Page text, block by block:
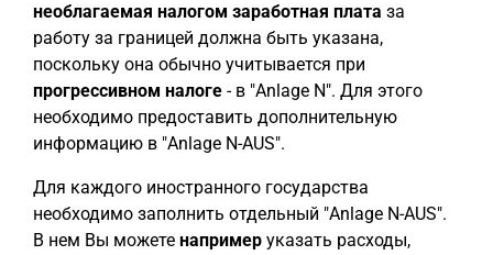
необлагаемая налогом заработная плата за
работу за границей должна быть указана,
поскольку она обычно учитывается при
прогрессивном налоге - в "Anlage N". Для этого
необходимо предоставить дополнительную
информацию в "Anlage N-AUS".
Для каждого иностранного государства
необходимо заполнить отдельный "Anlage N-AUS".
В нем Вы можете например указать расходы,